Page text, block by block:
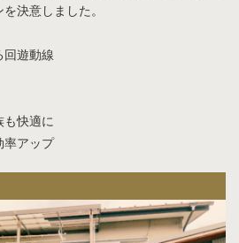
決意しました。
回遊動線
も快適に
率アップ